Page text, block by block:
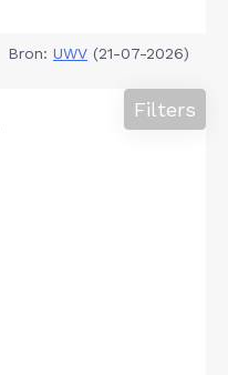
Bron: UWV (21-07-2026)
Filters